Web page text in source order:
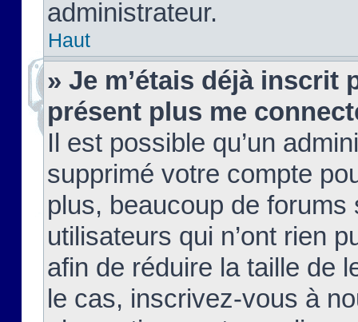
administrateur.
Haut
» Je m’étais déjà inscrit
présent plus me
Il est possible qu’un
supprimé votre compte
plus, beaucoup de
utilisateurs qui n’ont rien
afin de réduire la taille de
le cas, inscrivez-vous à